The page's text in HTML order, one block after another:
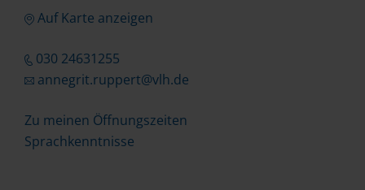
Auf Karte anzeigen
030 24631255
annegrit.ruppert@vlh.de
Zu meinen Öffnungszeiten
Sprachkenntnisse